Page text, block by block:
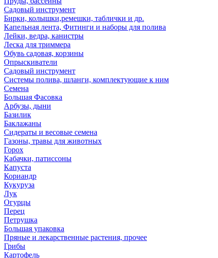
Садовый инструмент
Бирки, колышки,ремешки, таблички и др.
Капельная лента, Фитинги и наборы для полива
Лейки, ведра, канистры
Леска для триммера
Обувь садовая, корзины
Опрыскиватели
Садовый инструмент
Системы полива, шланги, комплектующие к ним
Семена
Большая Фасовка
Арбузы, дыни
Базилик
Баклажаны
Сидераты и весовые семена
Газоны, травы для животных
Горох
Кабачки, патиссоны
Капуста
Кориандр
Кукуруза
Лук
Огурцы
Перец
Петрушка
Большая упаковка
Пряные и лекарственные растения, прочее
Грибы
Картофель